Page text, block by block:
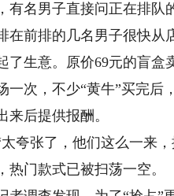
有名男子直接问正在排队
前排的几名男子很快从店
了生意。原价69元的盲盒
一次，不少“黄牛”买完后
来后提供报酬。
张了，他们这么一来，
热门款式已被扫荡一空。